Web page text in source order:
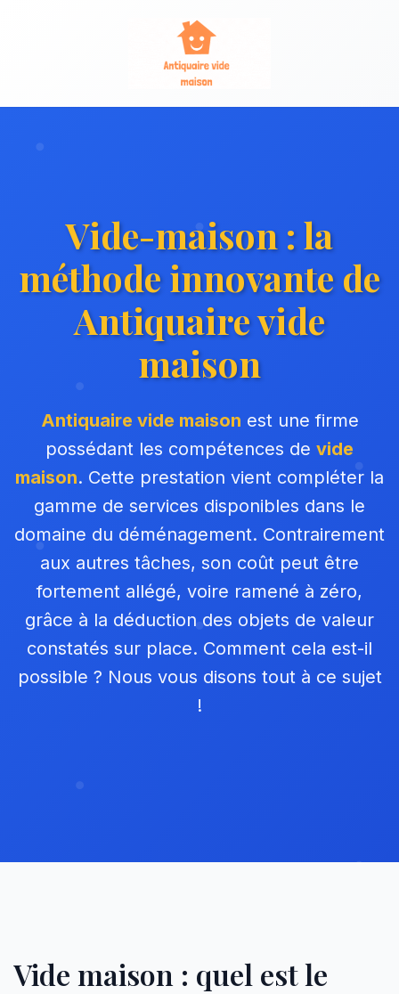
Vide-maison : la
méthode innovante de
Antiquaire vide
maison
Antiquaire vide maison est une firme
possédant les compétences de vide
maison. Cette prestation vient compléter la
gamme de services disponibles dans le
domaine du déménagement. Contrairement
aux autres tâches, son coût peut être
fortement allégé, voire ramené à zéro,
grâce à la déduction des objets de valeur
constatés sur place. Comment cela est-il
possible ? Nous vous disons tout à ce sujet
!
Vide maison : quel est le